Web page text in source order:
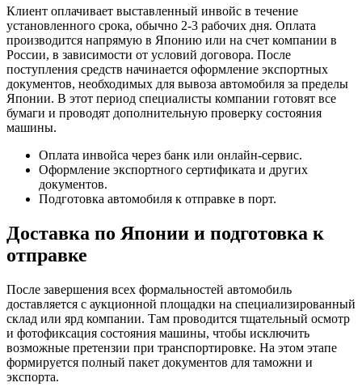
Клиент оплачивает выставленный инвойс в течение
установленного срока, обычно 2-3 рабочих дня. Оплата
производится напрямую в Японию или на счет компании в
России, в зависимости от условий договора. После
поступления средств начинается оформление экспортных
документов, необходимых для вывоза автомобиля за пределы
Японии. В этот период специалисты компании готовят все
бумаги и проводят дополнительную проверку состояния
машины.
Оплата инвойса через банк или онлайн-сервис.
Оформление экспортного сертификата и других
документов.
Подготовка автомобиля к отправке в порт.
Доставка по Японии и подготовка к
отправке
После завершения всех формальностей автомобиль
доставляется с аукционной площадки на специализированный
склад или ярд компании. Там проводится тщательный осмотр
и фотофиксация состояния машины, чтобы исключить
возможные претензии при транспортировке. На этом этапе
формируется полный пакет документов для таможни и
экспорта.